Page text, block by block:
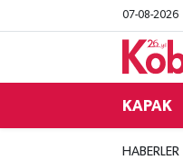
07-08-2026
KAPAK
HABERLER
BİLİŞİM PANO